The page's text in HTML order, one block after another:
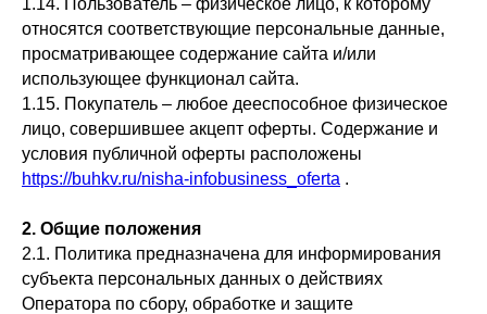
1.14. Пользователь – физическое лицо, к которому
относятся соответствующие персональные данные,
просматривающее содержание сайта и/или
использующее функционал сайта.
1.15. Покупатель – любое дееспособное физическое
лицо, совершившее акцепт оферты. Содержание и
условия публичной оферты расположены
https://buhkv.ru/nisha-infobusiness_oferta .
2. Общие положения
2.1. Политика предназначена для информирования
субъекта персональных данных о действиях
Оператора по сбору, обработке и защите